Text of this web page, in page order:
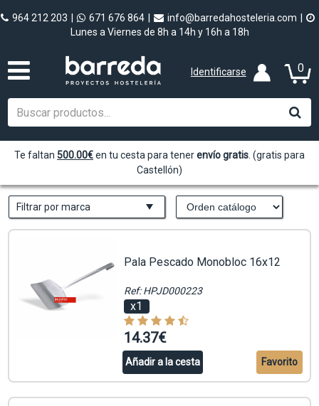
964 212 203 671 676 864 info@barredahosteleria.com
Lunes a Viernes de 8h a 14h y 16h a 18h
0
Identificarse
Te faltan 500.00€en tu cesta para tenerenvío gratis. (gratis para
Castellón)
Filtrar por marca
Pala Pescado Monobloc 16x12
Ref: HPJD000223
x1
14.37€
Añadir a la cesta Favorito